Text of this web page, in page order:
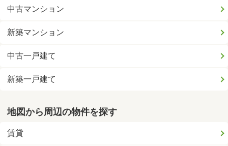
中古マンション
新築マンション
中古一戸建て
新築一戸建て
地図から周辺の物件を探す
賃貸